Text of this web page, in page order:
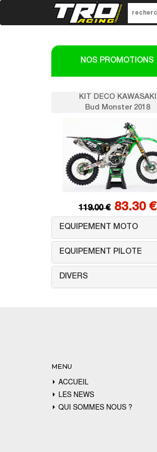
NOS PROMOTIONS
KIT DECO KAWASAKI
Bud Monster 2018
119.00 € 83.30 €
EQUIPEMENT MOTO
EQUIPEMENT PILOTE
DIVERS
MENU
ACCUEIL
LES NEWS
QUI SOMMES NOUS ?